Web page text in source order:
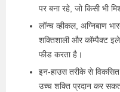
पर बना रहे, जो किसी भी
लॉन्च व्हीकल, अग्निबाण
शक्तिशाली और कॉम्पैक्ट
फीड करता है।
इन-हाउस तरीके से विकसित
उच्च शक्ति प्रदान कर